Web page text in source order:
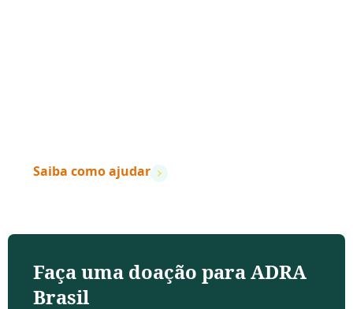
Saiba como ajudar
Faça uma doação para ADRA
Brasil